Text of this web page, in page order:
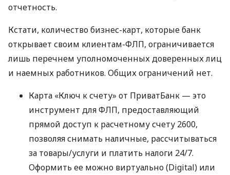
отчетность.
Кстати, количество бизнес-карт, которые банк
открывает своим клиентам-ФЛП, ограничивается
лишь перечнем уполномоченных доверенных лиц
и наемных работников. Общих ограничений нет.
Карта «Ключ к счету» от ПриватБанк — это
инструмент для ФЛП, предоставляющий
прямой доступ к расчетному счету 2600,
позволяя снимать наличные, рассчитываться
за товары/услуги и платить налоги 24/7.
Оформить ее можно виртуально (Digital) или